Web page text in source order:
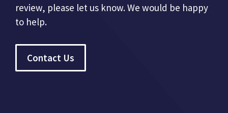
review, please let us know. We would be happy
to help.
Contact Us